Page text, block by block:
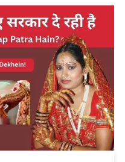
Ghar
Baithe
Packing
Ka
Kaam)
पूरी
जानकारी